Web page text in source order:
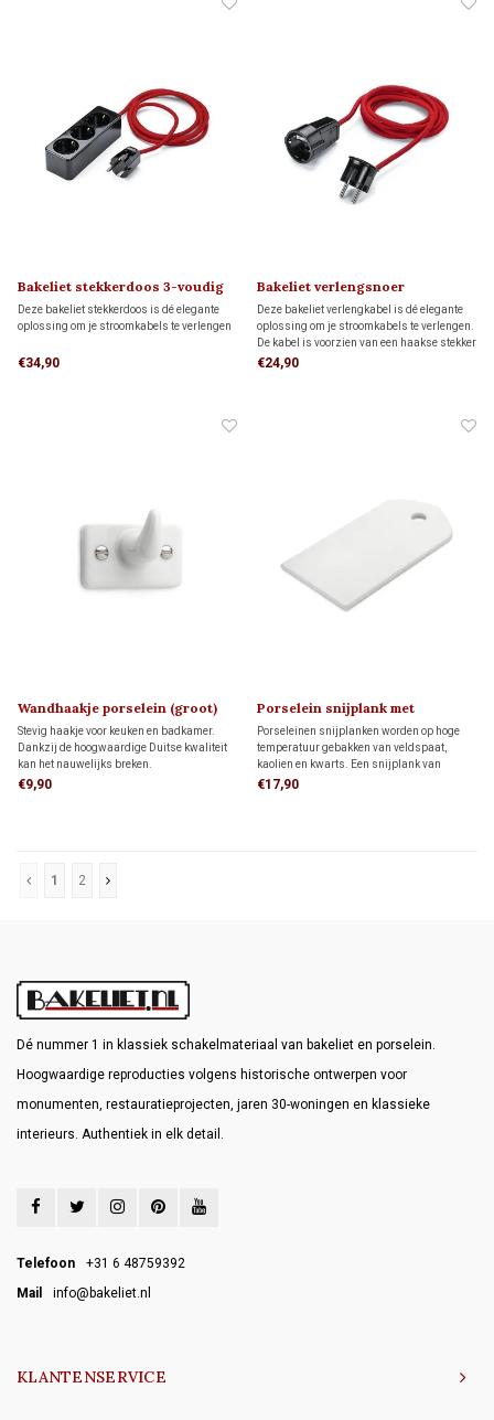
Bakeliet stekkerdoos 3-voudig
Deze bakeliet stekkerdoos is dé elegante
oplossing om je stroomkabels te verlengen
€34,90
Bakeliet verlengsnoer
Deze bakeliet verlengkabel is dé elegante
oplossing om je stroomkabels te verlengen.
De kabel is voorzien van een haakse stekker
om de kabel plat tegen de wand te kunnen
€24,90
Wandhaakje porselein (groot)
1920
Stevig haakje voor keuken en badkamer.
Dankzij de hoogwaardige Duitse kwaliteit
kan het nauwelijks breken.
€9,90
Porselein snijplank met
ophangoog (klein)
Porseleinen snijplanken worden op hoge
temperatuur gebakken van veldspaat,
kaolien en kwarts. Een snijplank van
porselein trotseert scherpe messen en
€17,90
1 2
Dé nummer 1 in klassiek schakelmateriaal van bakeliet en porselein.
Hoogwaardige reproducties volgens historische ontwerpen voor
monumenten, restauratieprojecten, jaren 30-woningen en klassieke
interieurs. Authentiek in elk detail.
Telefoon
+31 6 48759392
Mail
info@bakeliet.nl
KLANTENSERVICE